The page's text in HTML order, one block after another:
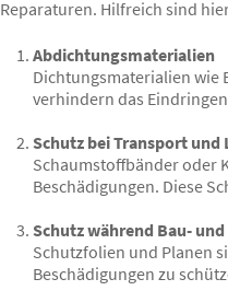
Reparaturen. Hilfreich sind
Abdichtungsmaterialien
Dichtungsmaterialien wie
verhindern das
Schutz bei Transport und
Schaumstoffbänder oder
Beschädigungen. Diese
Schutz während Bau-
Schutzfolien und Planen
Beschädigungen zu